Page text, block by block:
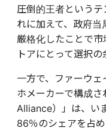
圧倒的王者という
れに加えて、政府
厳格化したことで
トアにとって選択の
一方で、ファーウ
ホメーカーで構成
Alliance）」は、い
86％のシェアを占